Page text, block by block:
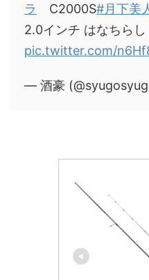
ラ
C2000S#月下美
2.0インチ はなちらし
pic.twitter.com/
— 酒豪